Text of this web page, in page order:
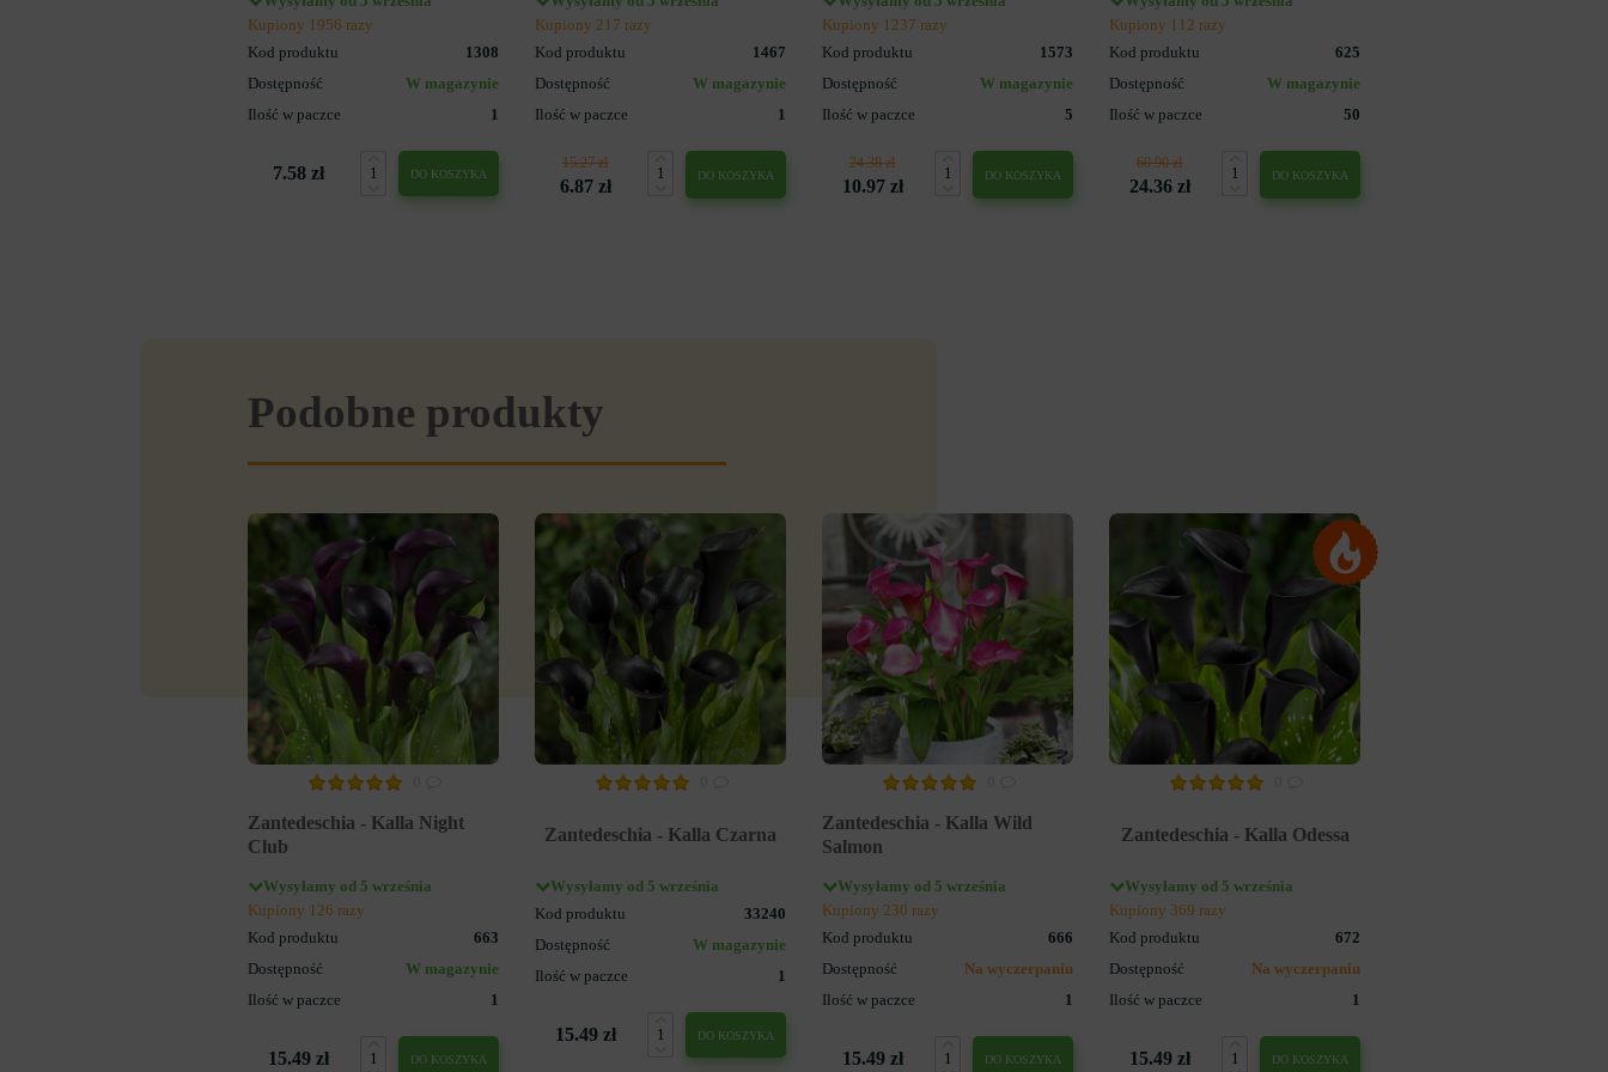
Kupiony 1956 razy
Kod produktu
1308
Dostępność
W magazynie
Ilość w paczce
1
7.58 zł DO KOSZYKA
Kupiony 217 razy
Kod produktu
1467
Dostępność
W magazynie
Ilość w paczce
1
15.27 zł
6.87 zł
DO KOSZYKA
Kupiony 1237 razy
Kod produktu
1573
Dostępność
W magazynie
Ilość w paczce
5
24.38 zł
10.97 zł
DO KOSZYKA
Kupiony 112 razy
Kod produktu
625
Dostępność
W magazynie
Ilość w paczce
50
60.90 zł
24.36 zł
DO KOSZYKA
Podobne produkty
Zantedeschia - Kalla Night
Club
Wysyłamy od 5 września
Kupiony 126 razy
Kod produktu
663
Dostępność
W magazynie
Ilość w paczce
1
15.49 zł DO KOSZYKA
Zantedeschia - Kalla Czarna
Wysyłamy od 5 września
Kod produktu
33240
Dostępność
W magazynie
Ilość w paczce
1
15.49 zł DO KOSZYKA
Zantedeschia - Kalla Wild
Salmon
Wysyłamy od 5 września
Kupiony 230 razy
Kod produktu
666
Dostępność
Na wyczerpaniu
Ilość w paczce
1
15.49 zł DO KOSZYKA
Zantedeschia - Kalla Odessa
Wysyłamy od 5 września
Kupiony 369 razy
Kod produktu
672
Dostępność
Na wyczerpaniu
Ilość w paczce
1
15.49 zł DO KOSZYKA